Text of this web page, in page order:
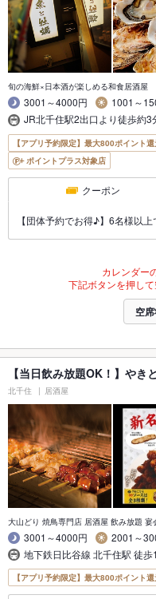
旬の海鮮×日本酒が楽しめる和食居酒屋
3001～4000円
1001～
JR北千住駅2出口より徒歩約3
【アプリ予約限定】最大800ポイント
ポイントプラス対象店
クーポン
【団体予約でお得♪】6名様以
カレンダー
下記ボタンを押して
空
【当日飲み放題OK！】やき
北千住 居酒屋
大山どり 焼鳥専門店 居酒屋 飲み放題 宴
3001～4000円
2001～
地下鉄日比谷線 北千住駅 徒歩
【アプリ予約限定】最大800ポイント